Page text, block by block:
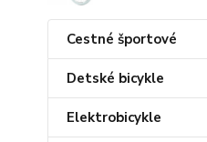
Cestné športové
Detské bicykle
Elektrobicykle